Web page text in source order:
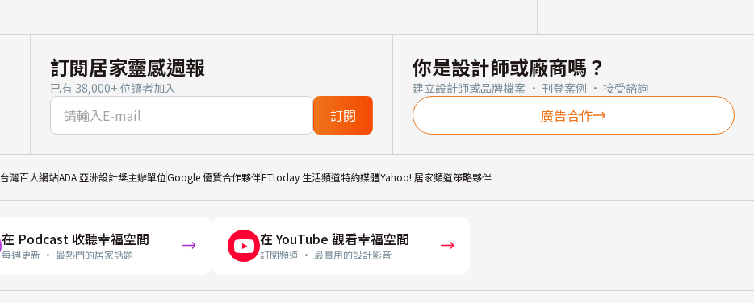
訂閱居家靈感週報
已有 38,000+ 位讀者加入
訂閱
你是設計師或廠商嗎？
建立設計師或品牌檔案 · 刊登案例 · 接受諮詢
廣告合作
台灣百大網站ADA 亞洲設計獎主辦單位Google 優質合作夥伴ETtoday 生活頻道特約媒體Yahoo! 居家頻道策略夥伴
在 Podcast 收聽幸福空間
每週更新 · 最熱門的居家話題
在 YouTube 觀看幸福空間
訂閱頻道 · 最實用的設計影音